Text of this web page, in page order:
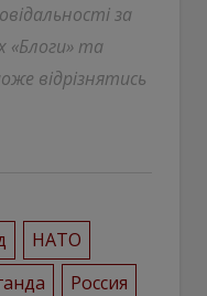
за
«Блоги» та
відрізнятись
НАТО
Россия